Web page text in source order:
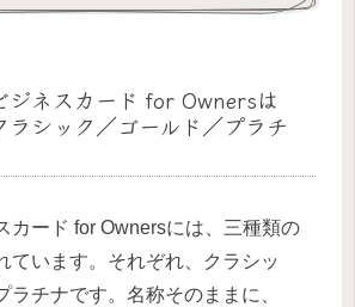
ジネスカード for Ownersは
ラシック／ゴールド／プラチ
カード for Ownersには、三種類の
ています。それぞれ、クラシッ
ラチナです。名称そのままに、